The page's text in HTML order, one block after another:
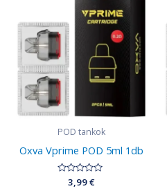
POD tankok
Oxva Vprime POD 5ml 1db
Értékelés:
3,99€